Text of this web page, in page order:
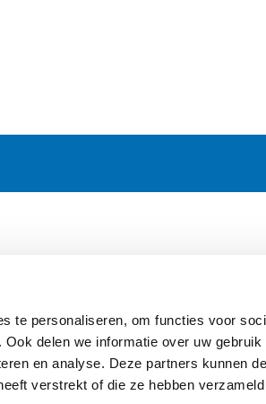
te personaliseren, om functies voor
delen we informatie over uw gebruik
en analyse. Deze partners kunnen
verstrekt of die ze hebben
Algemene Voorwaarden
Sitemap